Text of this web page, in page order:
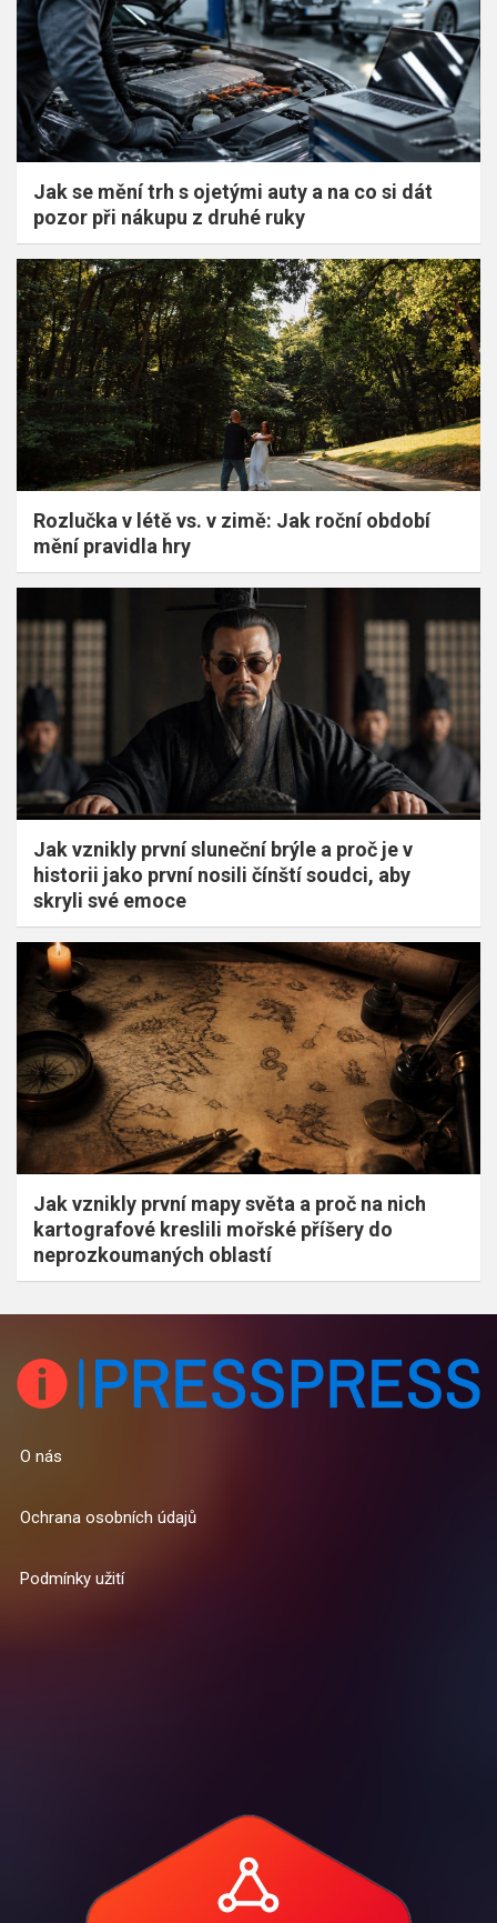
Jak se mění trh s ojetými auty a na co si dát
pozor při nákupu z druhé ruky
Rozlučka v létě vs. v zimě: Jak roční období
mění pravidla hry
Jak vznikly první sluneční brýle a proč je v
historii jako první nosili čínští soudci, aby
skryli své emoce
Jak vznikly první mapy světa a proč na nich
kartografové kreslili mořské příšery do
neprozkoumaných oblastí
O nás
Ochrana osobních údajů
Podmínky užití